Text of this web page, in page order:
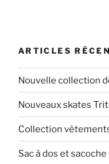
ARTICLES
Nouvelle collection
Nouveaux skates
Collection
Sac à dos et